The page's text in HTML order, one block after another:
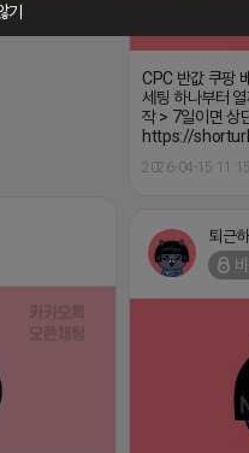
기
CPC 반값 쿠팡
세팅 하나부터
작 > 7일이면 상
https://
2026-04-15 11:15
퇴근